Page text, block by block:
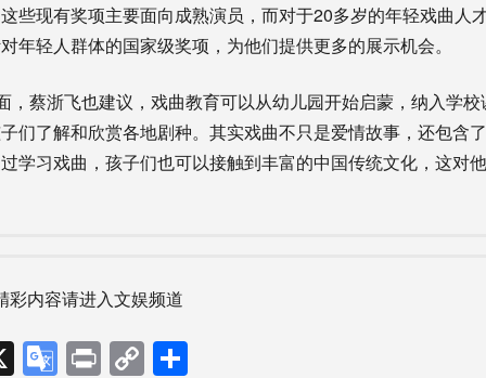
现有奖项主要面向成熟演员，而对于20多岁的年轻戏曲人
年轻人群体的国家级奖项，为他们提供更多的展示机会。
蔡浙飞也建议，戏曲教育可以从幼儿园开始启蒙，纳入学校
们了解和欣赏各地剧种。其实戏曲不只是爱情故事，还包含
学习戏曲，孩子们也可以接触到丰富的中国传统文化，这对
彩内容请进入文娱频道
X Google
PrintCopy